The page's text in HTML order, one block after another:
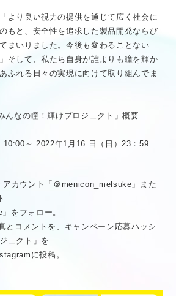
より良い視力の提供を通じて広く社会に
もと、安全性を追求した製品開発ならび
まいりました。今後も変わることない
そして、私たち自身が誰よりも瞳を輝か
ふれる日々の実現に向けて取り組んでま
んなの瞳！輝けプロジェクト」概要
10:00～ 2022年1月16 日（日）23：59
カウント「＠menicon_melsuke」また
をフォロー。
コメントを、キャンペーン応募ハッシ
ェクト」を
に投稿。